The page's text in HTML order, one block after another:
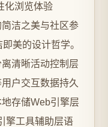
化浏览体验
洁之美与社区参
美的设计哲学。
清晰活动控制层
户交互数据持久
存储Web引擎层
擎工具辅助层语